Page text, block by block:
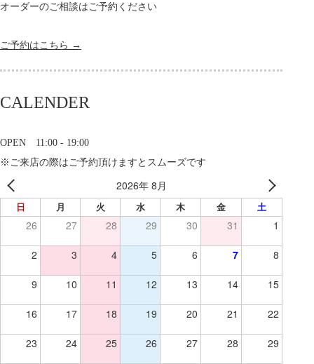
オーダーのご相談はご予約ください
ご予約はこちら →
CALENDER
OPEN 11:00 - 19:00
※ご来店の際はご予約頂けますとスムーズです
2026年 8月
日 月 火 水 木 金 土
26 27 28 29 30 31 1
2 3 4 5 6 7 8
9 10 11 12 13 14 15
16 17 18 19 20 21 22
23 24 25 26 27 28 29